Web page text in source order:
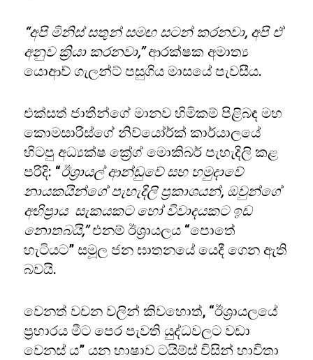
“අපි මිනිස් සතුන් සමඟ සටන් කරනවා, අපි ඒ
අනුව ක්‍රියා කරනවා,”ආරක්ෂක අමාත්‍ය
යොආව් ගැලන්ට් පසුගිය මාසයේ පැවසීය.
එක්සත් ජාතීන්ගේ මානව හිමිකම් පිළිබඳ මහ
කොමසාරිස්ගේ නිව්යෝර්ක් කාර්යාලයේ
හිටපු අධ්‍යක්ෂ ක්‍රේග් මොකිබර් පැහැදිලි කළ
පරිදි: “ඊශ්‍රායල් ආන්ඩුවේ සහ හමුදාවේ
නායකයින්ගේ පැහැදිලි ප්‍රකාශයන්, ඔවුන්ගේ
අභිප්‍රාය සැකයකට හෝ විවාදයකට ඉඩ
නොතබයි,”එනම් ඊශ්‍රායලය “පොතේ
හැටියට” සමූල ජන ඝාතනයේ යෙදී ගෙන ඇති
බවයි.
වෙනත් වචන වලින් කිවහොත්, “ඊශ්‍රායලයේ
ප්‍රහාරය මීට පෙර පැවති යුද්ධවලට වඩා
වෙනස් ය” යන භාෂාව ටයිම්ස් විසින් භාවිතා